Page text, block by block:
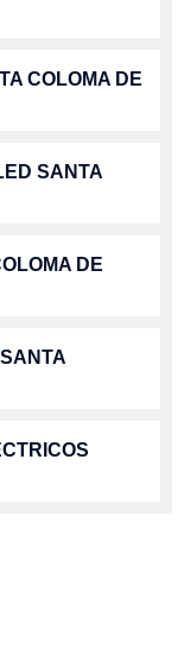
COLOMA DE
SANTA
DE